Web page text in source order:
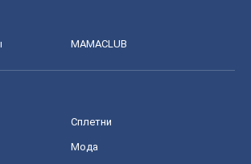
MAMACLUB
Сплетни
Мода